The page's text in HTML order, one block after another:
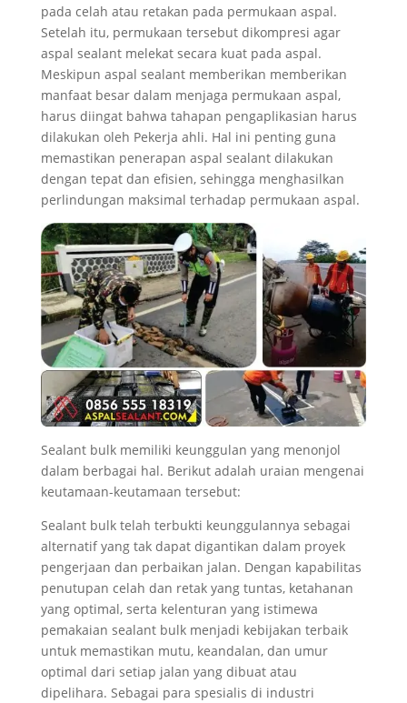
pada celah atau retakan pada permukaan aspal.
Setelah itu, permukaan tersebut dikompresi agar
aspal sealant melekat secara kuat pada aspal.
Meskipun aspal sealant memberikan memberikan
manfaat besar dalam menjaga permukaan aspal,
harus diingat bahwa tahapan pengaplikasian harus
dilakukan oleh Pekerja ahli. Hal ini penting guna
memastikan penerapan aspal sealant dilakukan
dengan tepat dan efisien, sehingga menghasilkan
perlindungan maksimal terhadap permukaan aspal.
Sealant bulk memiliki keunggulan yang menonjol
dalam berbagai hal. Berikut adalah uraian mengenai
keutamaan-keutamaan tersebut:
Sealant bulk telah terbukti keunggulannya sebagai
alternatif yang tak dapat digantikan dalam proyek
pengerjaan dan perbaikan jalan. Dengan kapabilitas
penutupan celah dan retak yang tuntas, ketahanan
yang optimal, serta kelenturan yang istimewa
pemakaian sealant bulk menjadi kebijakan terbaik
untuk memastikan mutu, keandalan, dan umur
optimal dari setiap jalan yang dibuat atau
dipelihara. Sebagai para spesialis di industri